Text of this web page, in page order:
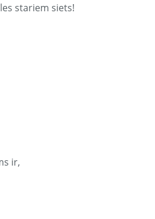
stariem siets!
ir,